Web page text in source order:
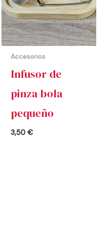
Accesorios
Infusor de
pinza bola
pequeño
3,50€